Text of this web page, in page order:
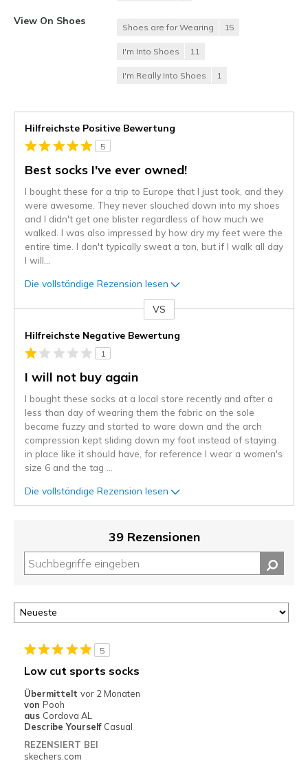
View On Shoes
Shoes are for Wearing 15
I'm Into Shoes 11
I'm Really Into Shoes 1
Hilfreichste Positive Bewertung
5
Best socks I've ever owned!
I bought these for a trip to Europe that I just took, and they
were awesome. They never slouched down into my shoes
and I didn't get one blister regardless of how much we
walked. I was also impressed by how dry my feet were the
entire time. I don't typically sweat a ton, but if I walk all day
I will
Die vollständige Rezension lesen
VS
Hilfreichste Negative Bewertung
1
I will not buy again
I bought these socks at a local store recently and after a
less than day of wearing them the fabric on the sole
became fuzzy and started to ware down and the arch
compression kept sliding down my foot instead of staying
in place like it should have, for reference I wear a women's
size 6 and the tag
Die vollständige Rezension lesen
39 Rezensionen
5
Low cut sports socks
Übermittelt vor 2 Monaten
von Pooh
aus Cordova AL
Describe Yourself Casual
REZENSIERT BEI
skechers.com